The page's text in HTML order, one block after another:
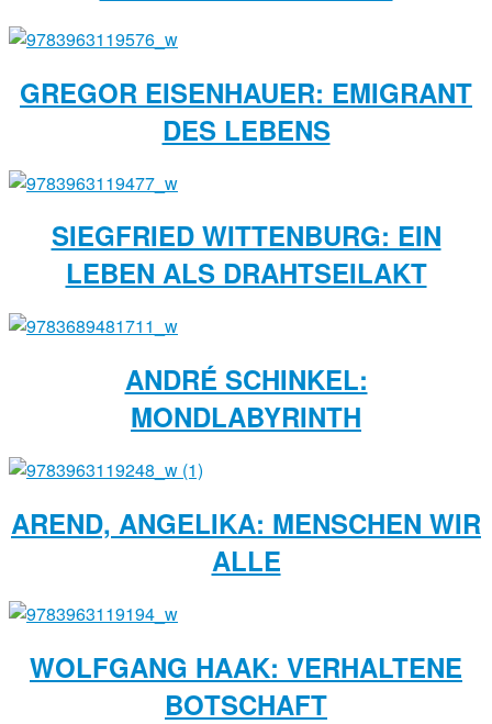
GREGOR EISENHAUER: EMIGRANT
DES LEBENS
SIEGFRIED WITTENBURG: EIN
LEBEN ALS DRAHTSEILAKT
ANDRÉ SCHINKEL:
MONDLABYRINTH
AREND, ANGELIKA: MENSCHEN WIR
ALLE
WOLFGANG HAAK: VERHALTENE
BOTSCHAFT